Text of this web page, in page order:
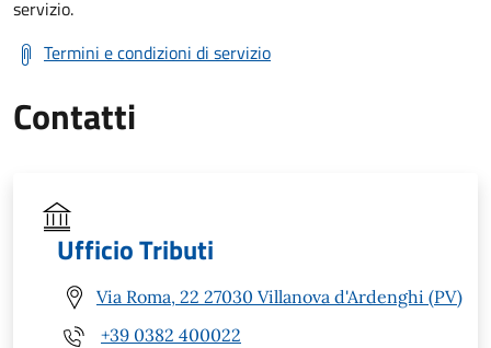
servizio.
Termini e condizioni di servizio
Contatti
Ufficio Tributi
Via Roma, 22 27030 Villanova d'Ardenghi (PV)
+39 0382 400022